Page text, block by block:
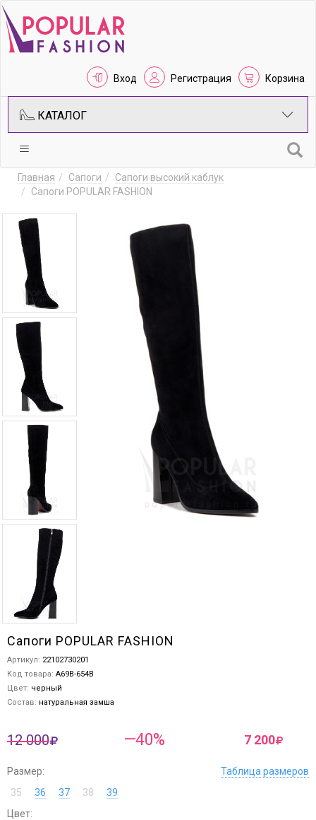
Вход Регистрация Корзина
КАТАЛОГ
Главная Сапоги
Сапоги высокий каблук
Сапоги POPULAR FASHION
Сапоги POPULAR FASHION
Артикул: 22102730201
Код товара: A69B-654B
Цвет: черный
Состав: натуральная замша
12 000 —40% 7 200
Размер:
Таблица размеров
35
36 37 38
39
Цвет: